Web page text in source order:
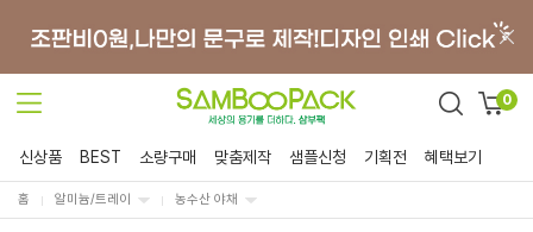
0
신상품 BEST 소량구매 맞춤제작 샘플신청 기획전 혜택보기
홈 알미늄/트레이 농수산 야채